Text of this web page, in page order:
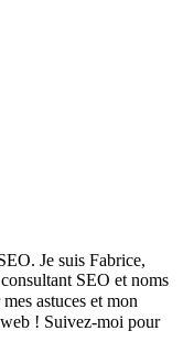
Je suis Fabrice,
SEO et noms
astuces et mon
! Suivez-moi pour